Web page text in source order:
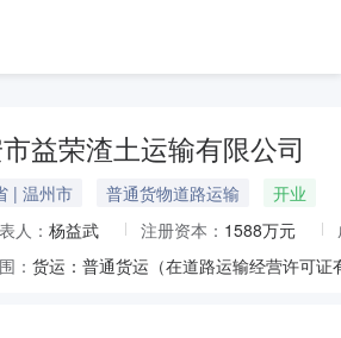
益荣渣土运输有限公司
| 温州市 普通货物道路运输
开业
人： 杨益武 注册资本： 1588万元
：